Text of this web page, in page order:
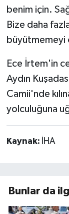
benim için.
Bize daha
Ece İrtem'in
Aydın
Camii'nde
yolculuğuna
Kaynak: İHA
Bunlar da